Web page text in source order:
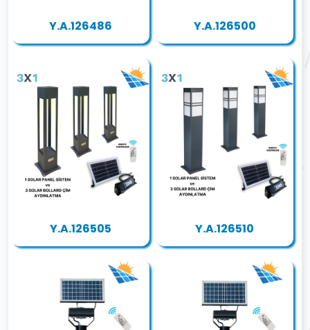
Y.A.126486 Y.A.126500
Y.A.126505 Y.A.126510